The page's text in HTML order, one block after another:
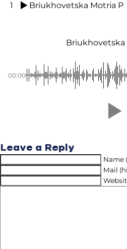
1 Briukhovetska Motria P
Briukhovetska
00:00
Leave a Reply
Name
Mail